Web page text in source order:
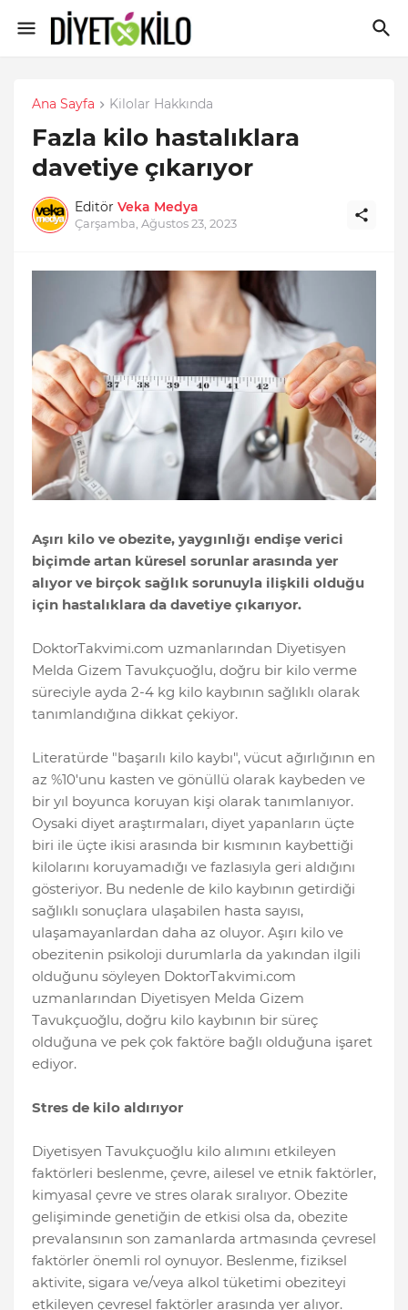
Ana Sayfa Kilolar Hakkında
Fazla kilo hastalıklara
davetiye çıkarıyor
Editör Veka Medya
Çarşamba, Ağustos 23, 2023
Aşırı kilo ve obezite, yaygınlığı endişe verici
biçimde artan küresel sorunlar arasında yer
alıyor ve birçok sağlık sorunuyla ilişkili olduğu
için hastalıklara da davetiye çıkarıyor.
DoktorTakvimi.com uzmanlarından Diyetisyen
Melda Gizem Tavukçuoğlu, doğru bir kilo verme
süreciyle ayda 2-4 kg kilo kaybının sağlıklı olarak
tanımlandığına dikkat çekiyor.
Literatürde "başarılı kilo kaybı", vücut ağırlığının en
az %10'unu kasten ve gönüllü olarak kaybeden ve
bir yıl boyunca koruyan kişi olarak tanımlanıyor.
Oysaki diyet araştırmaları, diyet yapanların üçte
biri ile üçte ikisi arasında bir kısmının kaybettiği
kilolarını koruyamadığı ve fazlasıyla geri aldığını
gösteriyor. Bu nedenle de kilo kaybının getirdiği
sağlıklı sonuçlara ulaşabilen hasta sayısı,
ulaşamayanlardan daha az oluyor. Aşırı kilo ve
obezitenin psikoloji durumlarla da yakından ilgili
olduğunu söyleyen DoktorTakvimi.com
uzmanlarından Diyetisyen Melda Gizem
Tavukçuoğlu, doğru kilo kaybının bir süreç
olduğuna ve pek çok faktöre bağlı olduğuna işaret
ediyor.
Stres de kilo aldırıyor
Diyetisyen Tavukçuoğlu kilo alımını etkileyen
faktörleri beslenme, çevre, ailesel ve etnik faktörler,
kimyasal çevre ve stres olarak sıralıyor. Obezite
gelişiminde genetiğin de etkisi olsa da, obezite
prevalansının son zamanlarda artmasında çevresel
faktörler önemli rol oynuyor. Beslenme, fiziksel
aktivite, sigara ve/veya alkol tüketimi obeziteyi
etkileyen çevresel faktörler arasında yer alıyor.